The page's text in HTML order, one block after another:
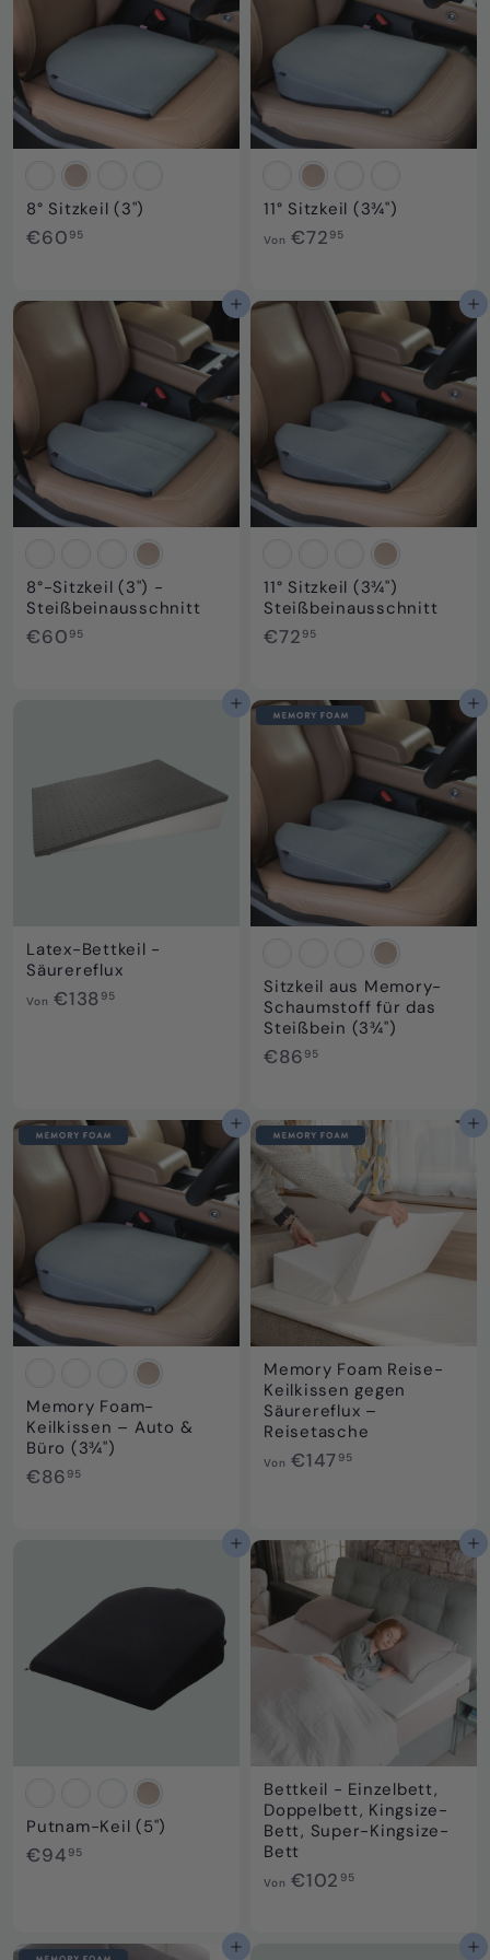
,
9
8° Sitzkeil (3")
€60 95€
,
9
5
11° Sitzkeil (3¾")
Von €72 95V
€
7
2
,
9
In den Einkaufswagen legen
8°-Sitzkeil (3") -
Steißbeinausschnitt
€60 95€
In den Einkaufswagen legen
11° Sitzkeil (3¾")
Steißbeinausschnitt
€72 95€
,
9
5
In den Einkaufswagen legen
Latex-Bettkeil -
Säurereflux
Von €138 95V
3
8
9
In den Einkaufswagen legen
Sitzkeil aus Memory-
Schaumstoff für das
Steißbein (3¾")
€86 95€
,
9
5
In den Einkaufswagen legen
Memory Foam-
Keilkissen – Auto &
Büro (3¾")
€86 95€
In den Einkaufswagen legen
Memory Foam Reise-
Keilkissen gegen
Säurereflux –
Reisetasche
Von €147 95V
1
7
,
9
5
In den Einkaufswagen legen
Putnam-Keil (5")
€94 95€
9
In den Einkaufswagen legen
Bettkeil - Einzelbett,
Doppelbett, Kingsize-
Bett, Super-Kingsize-
Bett
Von €102 95V
In den Einkaufswagen legen In den Einkaufswagen legen